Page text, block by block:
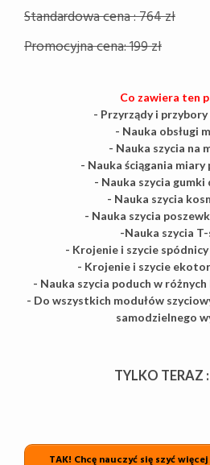
Standardowa cena : 764 zł
Promocyjna cena: 199 zł
Co zawiera ten
- Przyrządy i
- Nauka obsługi
- Nauka szycia na
- Nauka ściągania
- Nauka szycia gumki
- Nauka szycia
- Nauka szycia
-Nauka szycia
- Krojenie i szycie
- Krojenie i szycie
- Nauka szycia poduch w
- Do wszystkich modułów
samodzielnego
TYLKO TERAZ :
TAK! Chcę nauczyć się szyć